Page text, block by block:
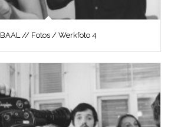
BAAL // Fotos / Werkfoto 4